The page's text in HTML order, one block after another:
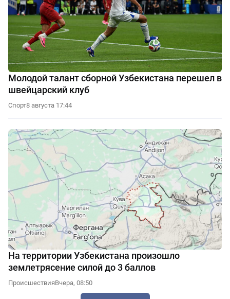
Молодой талант сборной Узбекистана перешел в
швейцарский клуб
Спорт8 августа 17:44
На территории Узбекистана произошло
землетрясение силой до 3 баллов
ПроисшествияВчера, 08:50